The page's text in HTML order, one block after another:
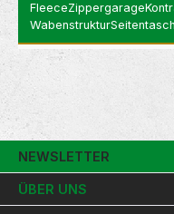
NEWSLETTER
ÜBER UNS